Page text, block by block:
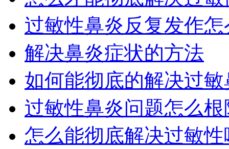
过敏性鼻炎反复发作怎
解决鼻炎症状的方法
如何能彻底的解决过敏
过敏性鼻炎问题怎么根
怎么能彻底解决过敏性